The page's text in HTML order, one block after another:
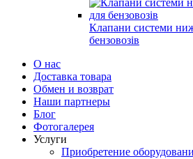
Клапани системи
бензовозів
О нас
Доставка товара
Обмен и возврат
Наши партнеры
Блог
Фотогалерея
Услуги
Приобретение